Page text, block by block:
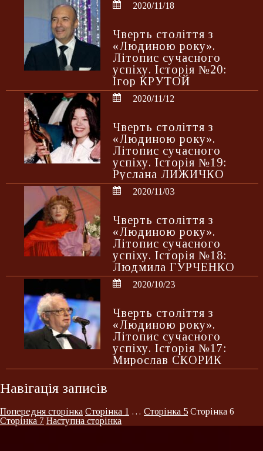
2020/11/18
Чверть століття з
«Людиною року».
Літопис сучасного
успіху. Історія №20:
Ігор КРУТОЙ
2020/11/12
Чверть століття з
«Людиною року».
Літопис сучасного
успіху. Історія №19:
Руслана ЛИЖИЧКО
2020/11/03
Чверть століття з
«Людиною року».
Літопис сучасного
успіху. Історія №18:
Людмила ГУРЧЕНКО
2020/10/23
Чверть століття з
«Людиною року».
Літопис сучасного
успіху. Історія №17:
Мирослав СКОРИК
Навігація записів
Попередня сторінка Сторінка 1 … Сторінка 5 Сторінка 6
Сторінка 7 Наступна сторінка